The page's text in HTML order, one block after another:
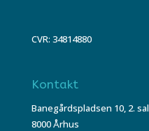
CVR: 34814880
Kontakt
Banegårdspladsen 10, 2. sal
8000 Århus